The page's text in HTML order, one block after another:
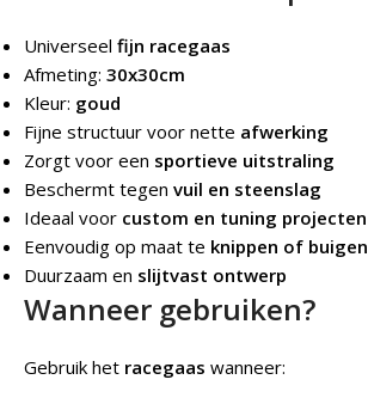
Universeel fijn racegaas
Afmeting: 30x30cm
Kleur: goud
Fijne structuur voor nette afwerking
Zorgt voor een sportieve uitstraling
Beschermt tegen vuil en steenslag
Ideaal voor custom en tuning projecten
Eenvoudig op maat te knippen of buigen
Duurzaam en slijtvast ontwerp
Wanneer gebruiken?
Gebruik het racegaas wanneer: